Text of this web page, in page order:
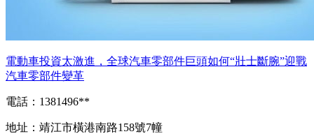
電動車投資太激進，全球汽車零部件巨頭如何“壯士斷腕”迎戰
汽車零部件變革
電話：1381496**
地址：靖江市橫港南路158號7幢